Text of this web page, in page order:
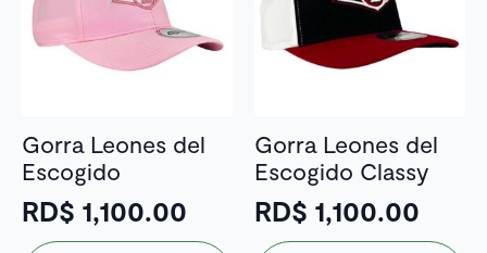
se
pueden
página
de
producto
Gorra Leones del
Escogido
RD$ 1,100.00
Gorra Leones del
Escogido Classy
RD$ 1,100.00